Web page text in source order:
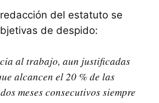
del estatuto se
de despido:
al trabajo, aun justificadas
alcancen el 20 % de las
meses consecutivos siempre